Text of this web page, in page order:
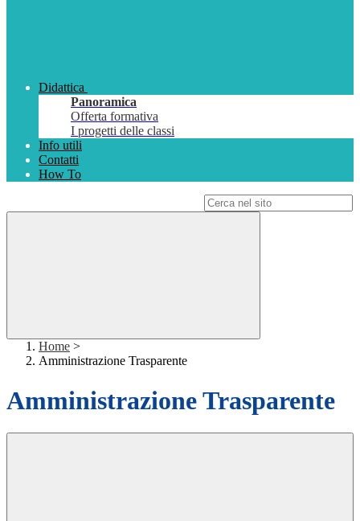
Didattica
Panoramica
Offerta formativa
I progetti delle classi
Info utili
Contatti
How To
Home >
Amministrazione Trasparente
Amministrazione Trasparente